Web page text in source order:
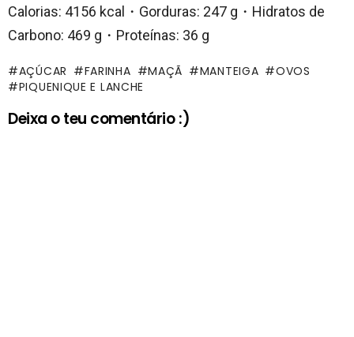
Calorias: 4156 kcal・Gorduras: 247 g・Hidratos de
Carbono: 469 g・Proteínas: 36 g
AÇÚCAR FARINHA MAÇÃ MANTEIGA
OVOS
PIQUENIQUE E LANCHE
Deixa o teu comentário :)